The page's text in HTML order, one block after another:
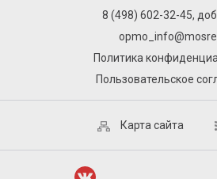
8 (498) 602-32-45,
Политика
Пользовательское
Карта сайта